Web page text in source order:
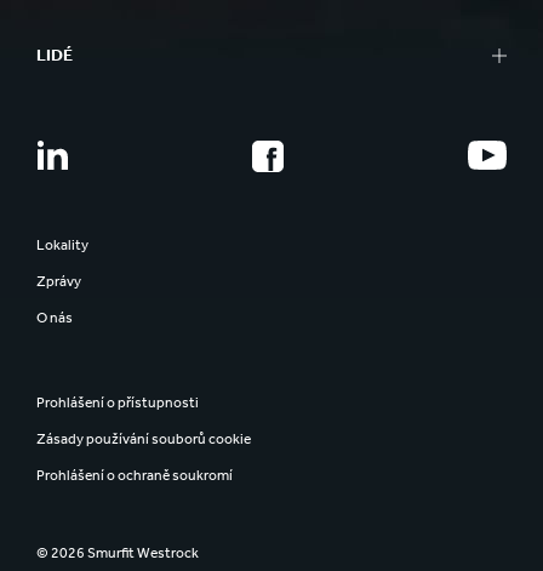
LIDÉ
Lokality
Zprávy
O nás
Prohlášení o přístupnosti
Zásady používání souborů cookie
Prohlášení o ochraně soukromí
© 2026 Smurfit Westrock